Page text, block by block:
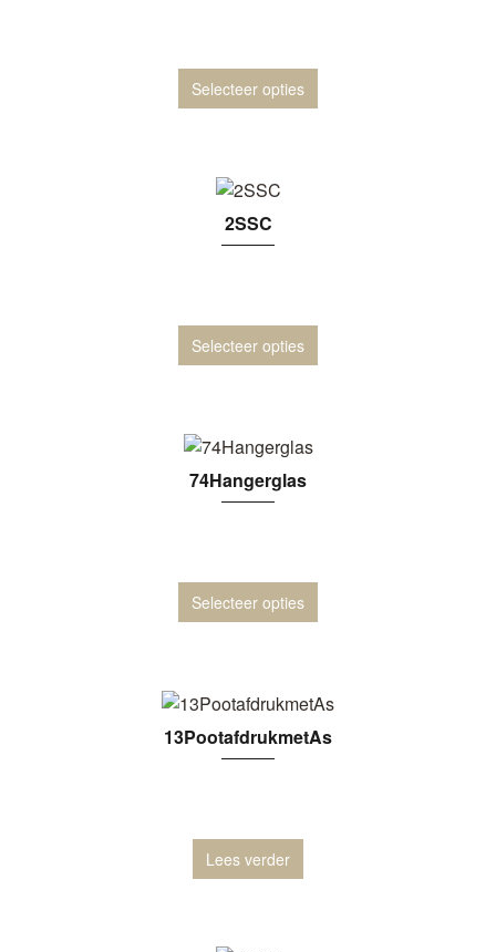
Selecteer opties
2SSC
Selecteer opties
74Hangerglas
Selecteer opties
13PootafdrukmetAs
Lees verder